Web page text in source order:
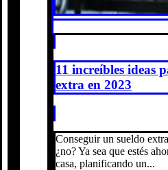
11 increíbles ideas
extra en 2023
Conseguir un sueldo
¿no? Ya sea que estés
casa, planificando un...